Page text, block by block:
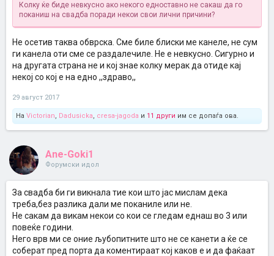
Колку ќе биде невкусно ако некого едноставно не сакаш да го
поканиш на свадба поради некои свои лични причини?
Не осетив таква обврска. Сме биле блиски ме канеле, не сум
ги канела оти сме се раздалечиле. Не е невкусно. Сигурно и
на другата страна не и кој знае колку мерак да отиде кај
некој со кој е на едно ,,здраво,,
29 август 2017
На Victorian, Dadusicka, cresa-jagoda и 11 други им се допаѓа ова.
Ane-Goki1
Форумски идол
За свадба би ги викнала тие кои што јас мислам дека
треба,без разлика дали ме поканиле или не.
Не сакам да викам некои со кои се гледам еднаш во 3 или
повеќе години.
Него врв ми се оние љубопитните што не се канети а ќе се
соберат пред порта да коментираат кој каков е и да фаќаат